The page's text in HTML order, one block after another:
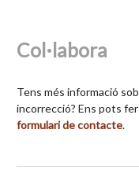
Col·labora
Tens més informació
incorrecció? Ens pots
formulari de contacte.